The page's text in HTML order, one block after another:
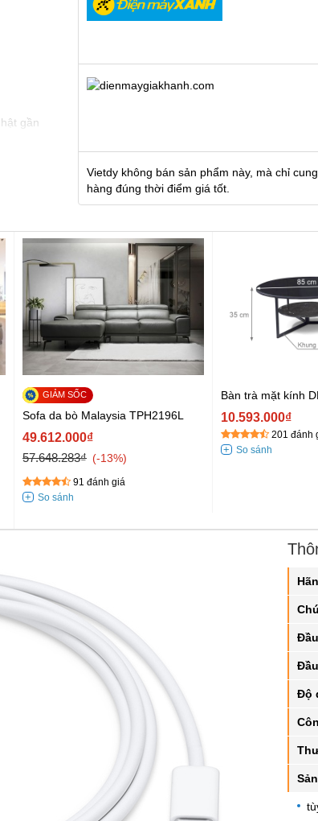
gần
Vietdy không bán sản phẩm này, mà chỉ
hàng đúng thời điểm giá tốt.
Sofa da bò Malaysia TPH2196L
49.612.000₫
57.648.283₫
-13%
91 đánh giá
Bàn trà mặt kính
10.593.000₫
201 đánh
Độ